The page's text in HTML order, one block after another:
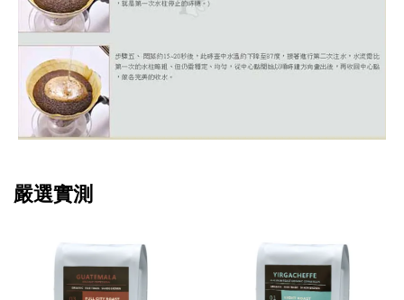
嚴選實測